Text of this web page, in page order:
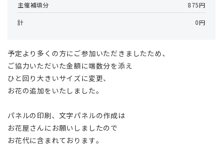
主催補填分
875円
計 0円
予定より多くの方にご参加いただきましたため、
ご協力いただいた金額に端数分を添え
ひと回り大きいサイズに変更、
お花の追加をいたしました。
パネルの印刷、文字パネルの作成は
お花屋さんにお願いしましたので
お花代に含まれております。